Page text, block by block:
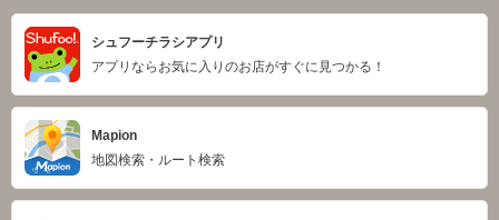
シュフーチラシアプリ
アプリならお気に入りのお店がすぐに見つかる！
Mapion
地図検索・ルート検索